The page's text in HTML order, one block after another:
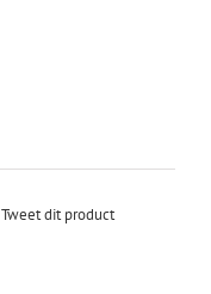
Tweet dit product